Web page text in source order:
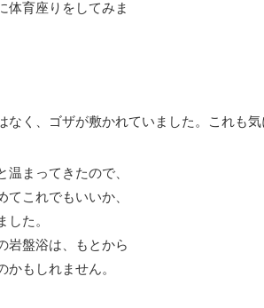
体育座りをしてみま
なく、ゴザが敷かれていました。これも
温まってきたので、
てこれでもいいか、
した。
岩盤浴は、もとから
かもしれません。